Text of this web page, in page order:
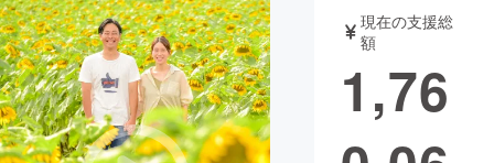
アート・写真 音楽
テクノロジー・ガジェット ゲーム・サ
映像・映画
現在の支援総
額
1,76